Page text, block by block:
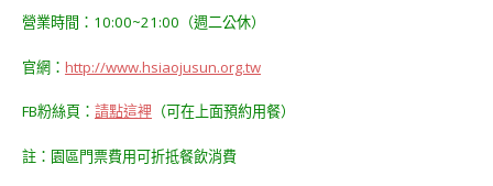
營業時間：10:00~21:00（週二公休）
官網： http://www.hsiaojusun.org.tw
FB粉絲頁： 請點這裡 （可在上面預約用餐）
註：園區門票費用可折抵餐飲消費